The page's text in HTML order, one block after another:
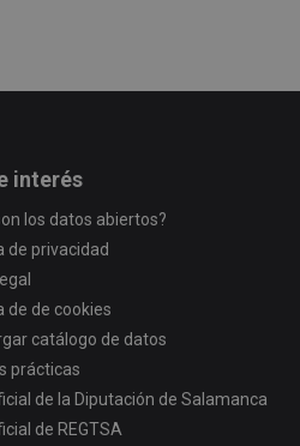
interés
los datos abiertos?
de privacidad
de de cookies
catálogo de datos
prácticas
de la Diputación de Salamanca
de REGTSA